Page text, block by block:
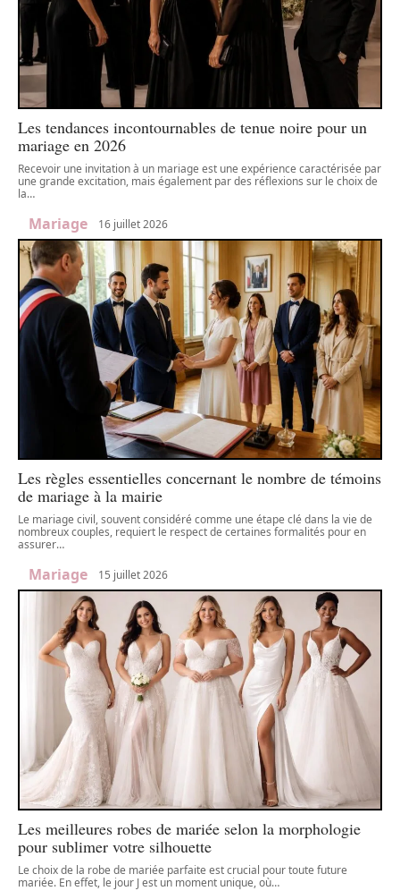
Les tendances incontournables de tenue noire pour un
mariage en 2026
Recevoir une invitation à un mariage est une expérience caractérisée par
une grande excitation, mais également par des réflexions sur le choix de
la…
Mariage 16 juillet 2026
Les règles essentielles concernant le nombre de témoins
de mariage à la mairie
Le mariage civil, souvent considéré comme une étape clé dans la vie de
nombreux couples, requiert le respect de certaines formalités pour en
assurer…
Mariage 15 juillet 2026
Les meilleures robes de mariée selon la morphologie
pour sublimer votre silhouette
Le choix de la robe de mariée parfaite est crucial pour toute future
mariée. En effet, le jour J est un moment unique, où…